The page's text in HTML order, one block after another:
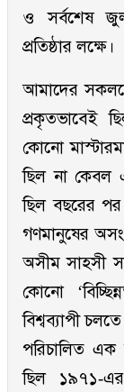
ও সর্বশেষ
প্রতিষ্ঠার লক্ষে।
আমাদের
প্রকৃতভাবেই
কোনো
ছিল না কেবল
ছিল বছরের
গণমানুষের
অসীম সাহসী
কোনো
বিশ্বব্যাপী
পরিচালিত এক
ছিল ১৯৭১-এর